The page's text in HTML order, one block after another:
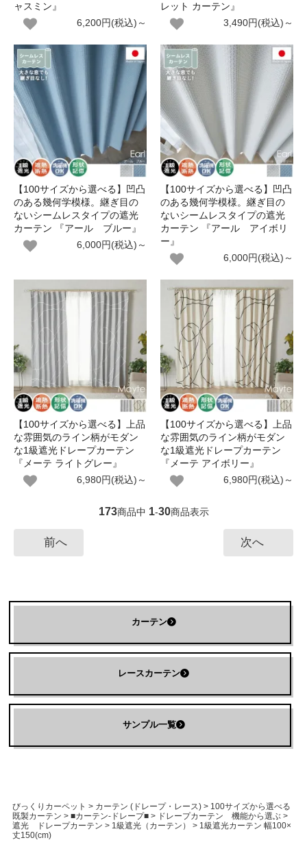
ャスミン』
6,200円(税込)～
レット カーテン』
3,490円(税込)～
【100サイズから選べる】凹凸
のある幾何学模様。継ぎ目の
ないシームレスタイプの遮光
カーテン 『アール ブルー』
6,000円(税込)～
【100サイズから選べる】凹凸
のある幾何学模様。継ぎ目の
ないシームレスタイプの遮光
カーテン 『アール アイボリ
ー』
6,000円(税込)～
【100サイズから選べる】上品
な雰囲気のライン柄がモダン
な1級遮光ドレープカーテン
『メーテ ライトグレー』
6,980円(税込)～
【100サイズから選べる】上品
な雰囲気のライン柄がモダン
な1級遮光ドレープカーテン
『メーテ アイボリー』
6,980円(税込)～
173商品中 1-30商品表示
前へ 次へ
カーテン
レースカーテン
サンプル一覧
びっくりカーペット > カーテン (ドレープ・レース)> 100サイズから選べる
既製カーテン > ■カーテン-ドレープ■> ドレープカーテン 機能から選ぶ>
遮光 ドレープカーテン > 1級遮光（カーテン） > 1級遮光カーテン 幅100×
丈150(cm)